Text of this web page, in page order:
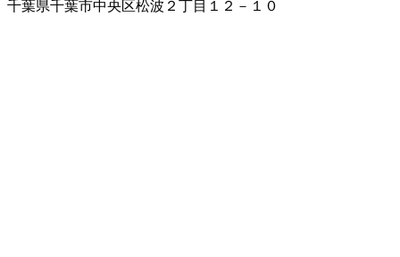
千葉県千葉市中央区松波２丁目１２－１０